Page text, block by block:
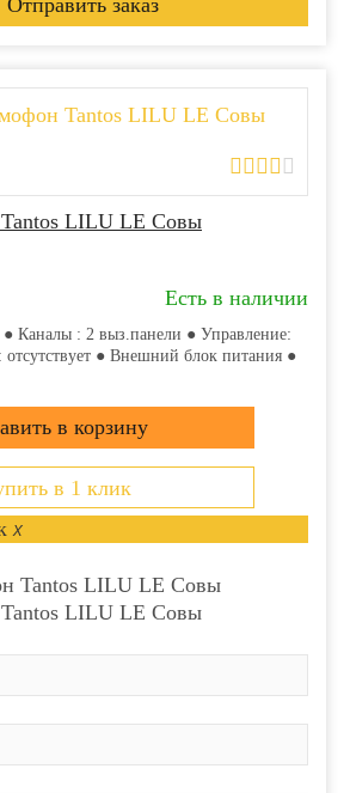
LILU LE Совы
Есть в наличии
Каналы : 2 выз.панели ● Управление:
отсутствует ● Внешний блок питания ●
в 1 клик
x
LILU LE Совы